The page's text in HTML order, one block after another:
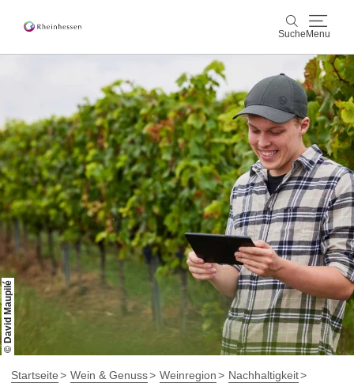
Suche Menu
Suche
Wein & Genuss
Aktiv & Natur
Kultur & Städte
Veranstaltungen
Buchung & Service
Shop Rheinhessen-Blog Karte
© David Maupilé
Startseite Wein & Genuss Weinregion
Nachhaltigkeit